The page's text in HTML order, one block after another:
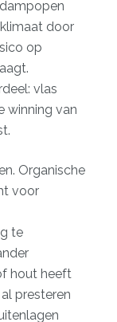
door
op
vlas
winning van
Organische
voor
te
hout heeft
presteren